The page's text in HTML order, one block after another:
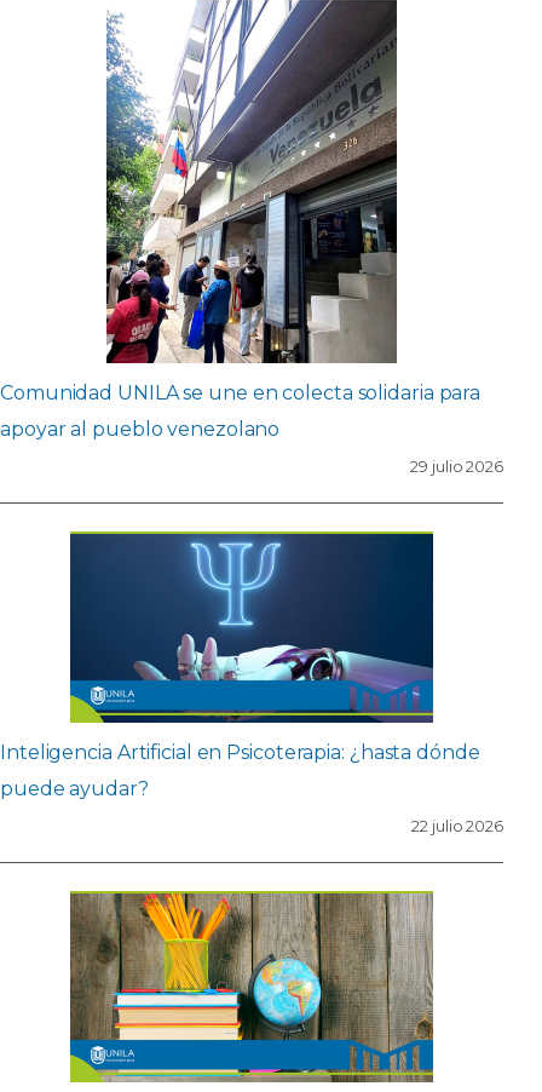
Comunidad UNILA se une en colecta solidaria para
apoyar al pueblo venezolano
29 julio 2026
Inteligencia Artificial en Psicoterapia: ¿hasta dónde
puede ayudar?
22 julio 2026